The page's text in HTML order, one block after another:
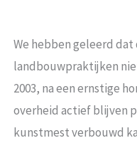
We hebben geleerd
landbouwpraktijken
2003, na een ernstige
overheid actief blijven
kunstmest verbouwd